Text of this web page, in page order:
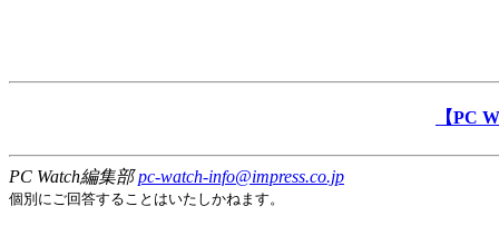
【PC
PC Watch編集部pc-watch-info@impress.co.jp
個別にご回答することはいたしかねます。